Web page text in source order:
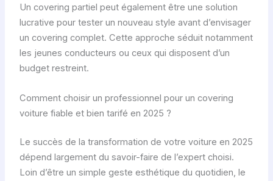
Un covering partiel peut également être une solution
lucrative pour tester un nouveau style avant d’envisager
un covering complet. Cette approche séduit notamment
les jeunes conducteurs ou ceux qui disposent d’un
budget restreint.
Comment choisir un professionnel pour un covering
voiture fiable et bien tarifé en 2025 ?
Le succès de la transformation de votre voiture en 2025
dépend largement du savoir-faire de l’expert choisi.
Loin d’être un simple geste esthétique du quotidien, le